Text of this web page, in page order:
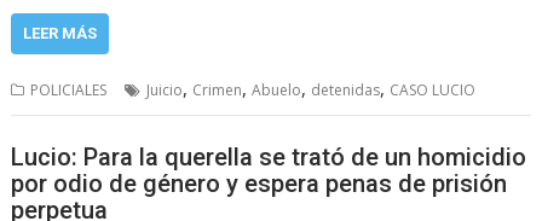
LEER MÁS
POLICIALES Juicio, Crimen,Abuelo, detenidas, CASO LUCIO
Lucio: Para la querella se trató de un homicidio
por odio de género y espera penas de prisión
perpetua